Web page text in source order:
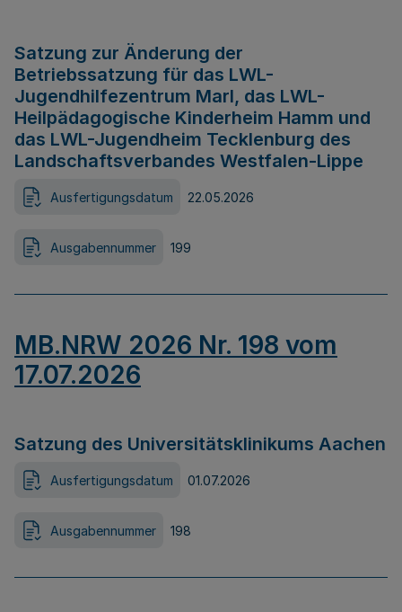
Satzung zur Änderung der
Betriebssatzung für das LWL-
Jugendhilfezentrum Marl, das LWL-
Heilpädagogische Kinderheim Hamm und
das LWL-Jugendheim Tecklenburg des
Landschaftsverbandes Westfalen-Lippe
Ausfertigungsdatum 22.05.2026
Ausgabennummer 199
MB.NRW 2026 Nr. 198 vom
17.07.2026
Satzung des Universitätsklinikums Aachen
Ausfertigungsdatum 01.07.2026
Ausgabennummer 198